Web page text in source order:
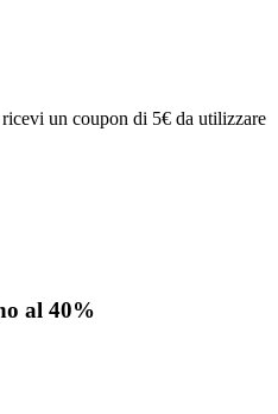
un coupon di 5€ da utilizzare
al 40%